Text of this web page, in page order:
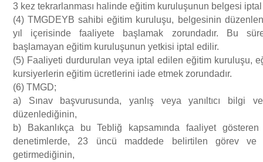
3 kez tekrarlanması halinde eğitim kuruluşunun belgesi
(4) TMGDEYB sahibi eğitim kuruluşu, belgesinin
yıl içerisinde faaliyete başlamak zorundadır. Bu
başlamayan eğitim kuruluşunun yetkisi iptal edilir.
(5) Faaliyeti durdurulan veya iptal edilen eğitim kuruluşu,
kursiyerlerin eğitim ücretlerini iade etmek zorundadır.
(6) TMGD;
a) Sınav başvurusunda, yanlış veya yanıltıcı bilgi
düzenlediğinin,
b) Bakanlıkça bu Tebliğ kapsamında faaliyet gösteren
denetimlerde, 23 üncü maddede belirtilen görev ve
getirmediğinin,